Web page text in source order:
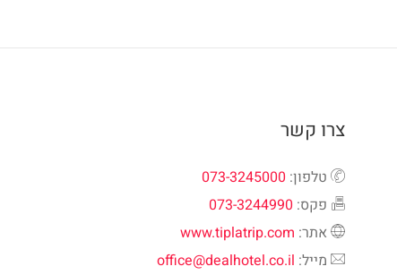
צרו קשר
טלפון: 073-3245000
פקס: 073-3244990
אתר: www.tiplatrip.com
מייל: office@dealhotel.co.il